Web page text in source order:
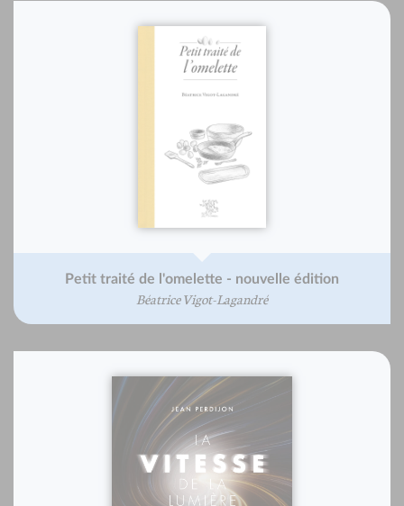
Petit traité de l'omelette - nouvelle édition
Béatrice Vigot-Lagandré